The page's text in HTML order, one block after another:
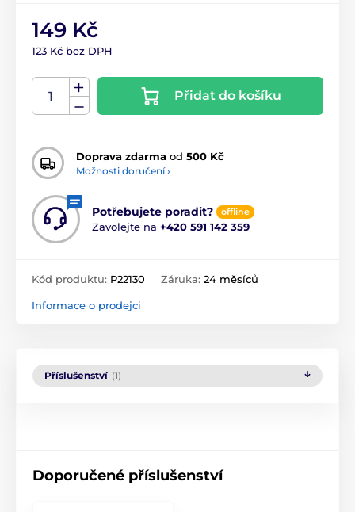
149 Kč
123 Kč bez DPH
Přidat do košíku
Doprava zdarma od 500 Kč
Možnosti doručení ›
Potřebujete poradit? offline
Zavolejte na +420 591 142 359
Kód produktu: P22130 Záruka: 24 měsíců
Informace o prodejci
Příslušenství (1)
Doporučené příslušenství